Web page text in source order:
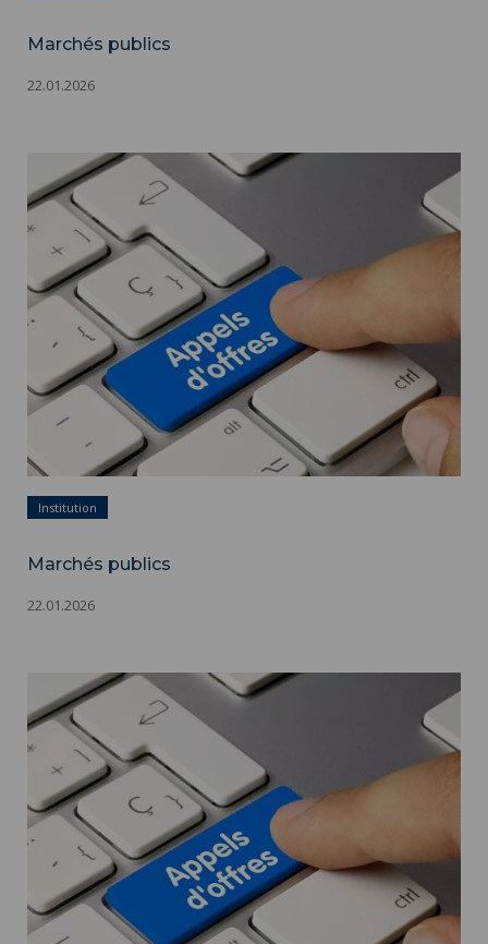
Marchés publics
22.01.2026
Marchés publics ">
Marchés publics - Appels d'offres - Adobestock
Institution
Marchés publics
22.01.2026
Marchés publics ">
Marchés publics - Appels d'offres - Adobestock